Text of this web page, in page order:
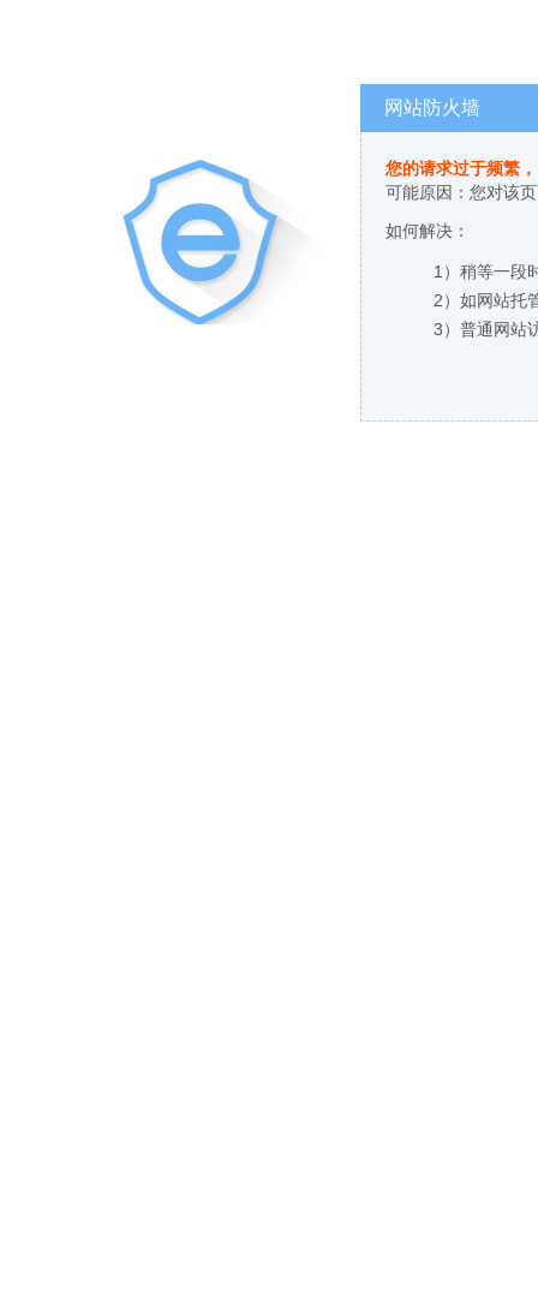
网站防火墙
您的请求过于频繁
可能原因：您对该
如何解决：
1）稍等一段
2）如网站托
3）普通网站